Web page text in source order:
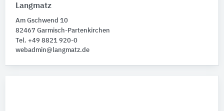
Langmatz
Am Gschwend 10
82467 Garmisch-Partenkirchen
Tel. +49 8821 920-0
webadmin@langmatz.de